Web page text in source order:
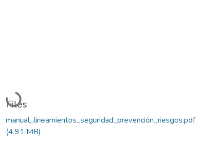
Loading...
Files
manual_lineamientos_seguridad_prevención_riesgos.pdf
(4.91 MB)